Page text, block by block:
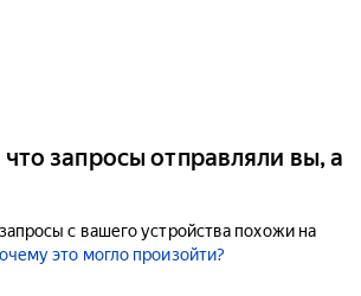
запросы отправляли вы, а
с вашего устройства похожи на
это могло произойти?